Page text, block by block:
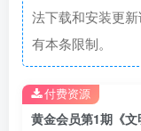
法下载和安装更
有本条限制。
黄金会员第1期《
付费资源